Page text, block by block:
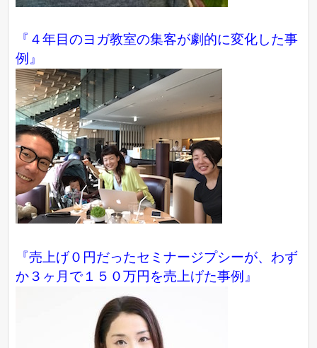
『４年目のヨガ教室の集客が劇的に変化した事
例』
『売上げ０円だったセミナージプシーが、わず
か３ヶ月で１５０万円を売上げた事例』